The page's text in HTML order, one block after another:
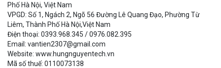
Phố Hà Nội, Việt Nam
VPGD: Số 1, Ngách 2, Ngõ 56 Đường Lê Quang Đạo, Phường Từ
Liêm, Thành Phố Hà Nội,Việt Nam
Điện thoại: 0393.968.345 / 0976.082.395
Email: vantien2307@gmail.com
Website: www.hungnguyentech.vn
Mã số thuế: 0110073138